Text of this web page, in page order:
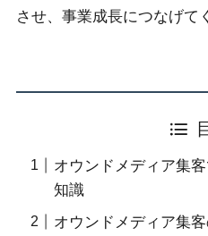
させ、事業成長につなげて
オウンドメディア集
知識
オウンドメディア集